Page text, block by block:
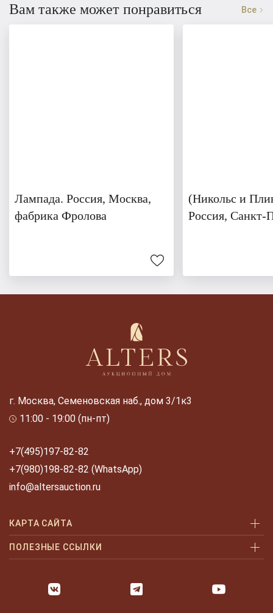
Вам также может понравиться Все
Лампада. Россия, Москва,
фабрика Фролова
(Никольс и
Россия, Санкт-
г. Москва, Семеновская наб., дом 3/1к3
11:00 - 19:00 (пн-пт)
+7(495)197-82-82
+7(980)198-82-82 (WhatsApp)
info@altersauction.ru
КАРТА САЙТА
Аукционы
Как продать
ПОЛЕЗНЫЕ ССЫЛКИ
Оплата и доставка